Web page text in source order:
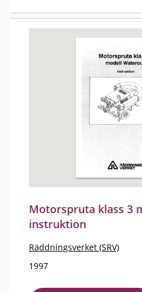
Motorspruta klass 3
instruktion
Räddningsverket (SRV)
1997